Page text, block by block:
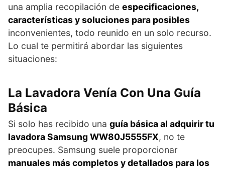
una amplia recopilación de especificaciones,
características y soluciones para posibles
inconvenientes, todo reunido en un solo recurso.
Lo cual te permitirá abordar las siguientes
situaciones:
La Lavadora Venía Con Una Guía
Básica
Si solo has recibido una guía básica al adquirir tu
lavadora Samsung WW80J5555FX, no te
preocupes. Samsung suele proporcionar
manuales más completos y detallados para los